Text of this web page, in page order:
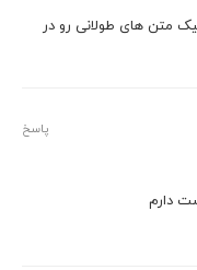
متن های طولانی رو در
دارم
پاسخ